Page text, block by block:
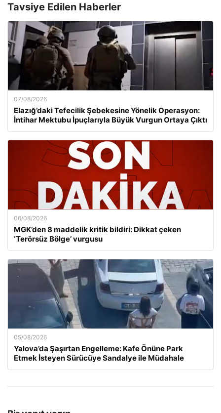
Tavsiye Edilen Haberler
07/08/2026
Elazığ’daki Tefecilik Şebekesine Yönelik Operasyon:
İntihar Mektubu İpuçlarıyla Büyük Vurgun Ortaya Çıktı
06/08/2026
MGK’den 8 maddelik kritik bildiri: Dikkat çeken
‘Terörsüz Bölge’ vurgusu
05/08/2026
Yalova’da Şaşırtan Engelleme: Kafe Önüne Park
Etmek İsteyen Sürücüye Sandalye ile Müdahale